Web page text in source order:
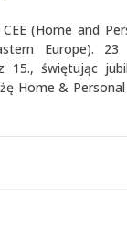
and Personal
23 i 24
jubileusz
& Personal Care